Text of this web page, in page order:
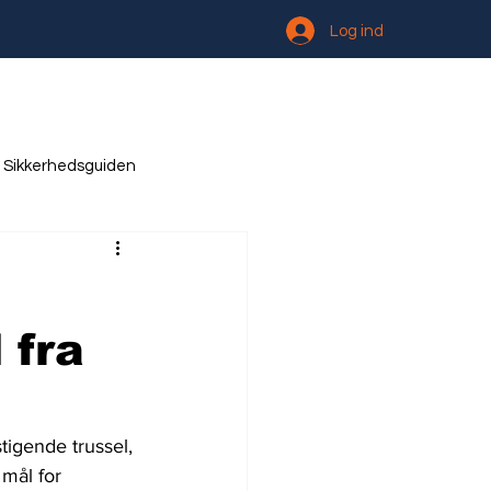
Log ind
Sikkerhedsguiden
fra
trussel,
for